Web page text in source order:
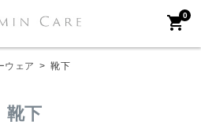
0
shopping_cart
ウェア 靴下
靴下